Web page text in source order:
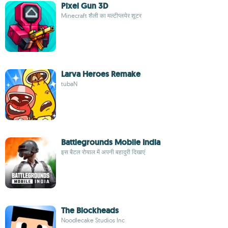
Pixel Gun 3D
Minecraft शैली का मल्टीप्लयेर शूटर
Larva Heroes Remake
tubaN
Battlegrounds Mobile India
इस बैटल रोयाल में अपनी बहादुरी दिखाएं
The Blockheads
Noodlecake Studios Inc